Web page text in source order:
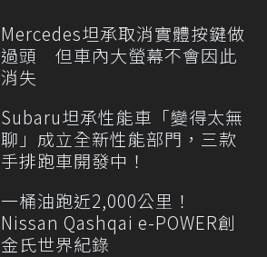
Mercedes坦承取消實體按鍵做
過頭 但車內大螢幕不會因此
消失
Subaru坦承性能車「變得太無
聊」成立全新性能部門，三款
手排跑車開發中！
一桶油跑近2,000公里！
Nissan Qashqai e-POWER創
金氏世界紀錄